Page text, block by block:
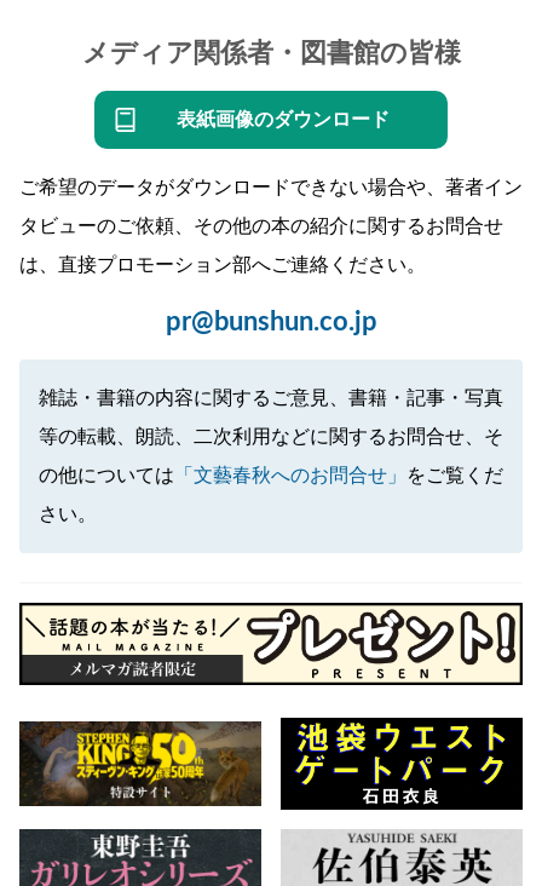
メディア関係者・図書館の皆様
表紙画像のダウンロード
ご希望のデータがダウンロードできない場合や、著者イン
タビューのご依頼、その他の本の紹介に関するお問合せ
は、直接プロモーション部へご連絡ください。
pr@bunshun.co.jp
雑誌・書籍の内容に関するご意見、書籍・記事・写真
等の転載、朗読、二次利用などに関するお問合せ、そ
の他については 「文藝春秋へのお問合せ」
をご覧くだ
さい。